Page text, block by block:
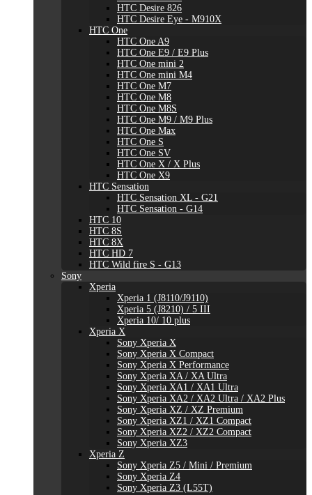
HTC Desire 826
HTC Desire Eye - M910X
HTC One
HTC One A9
HTC One E9 / E9 Plus
HTC One mini 2
HTC One mini M4
HTC One M7
HTC One M8
HTC One M8S
HTC One M9 / M9 Plus
HTC One Max
HTC One S
HTC One SV
HTC One X / X Plus
HTC One X9
HTC Sensation
HTC Sensation XL - G21
HTC Sensation - G14
HTC 10
HTC 8S
HTC 8X
HTC HD 7
HTC Wild fire S - G13
Sony
Xperia
Xperia 1 (J8110/J9110)
Xperia 5 (J8210) / 5 III
Xperia 10/ 10 plus
Xperia X
Sony Xperia X
Sony Xperia X Compact
Sony Xperia X Performance
Sony Xperia XA / XA Ultra
Sony Xperia XA1 / XA1 Ultra
Sony Xperia XA2 / XA2 Ultra / XA2 Plus
Sony Xperia XZ / XZ Premium
Sony Xperia XZ1 / XZ1 Compact
Sony Xperia XZ2 / XZ2 Compact
Sony Xperia XZ3
Xperia Z
Sony Xperia Z5 / Mini / Premium
Sony Xperia Z4
Sony Xperia Z3 (L55T)